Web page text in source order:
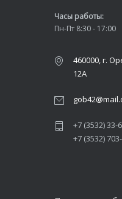
Часы работы:
Пн-Пт 8:30 - 17:00
460000, г.
12А
+7 (3532) 33-
+7 (3532)